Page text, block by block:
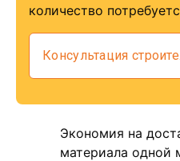
количество
Консультация
Экономия на
материала одной